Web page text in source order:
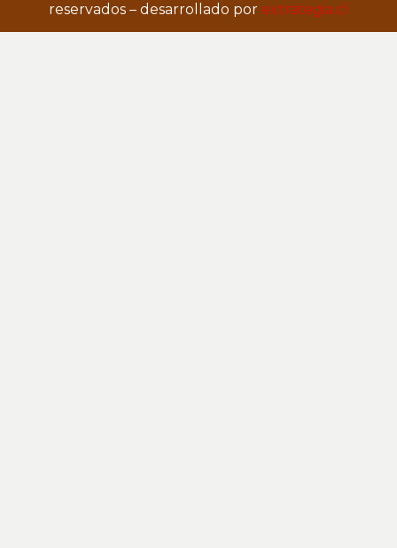
reservados – desarrollado por extrategia.cl